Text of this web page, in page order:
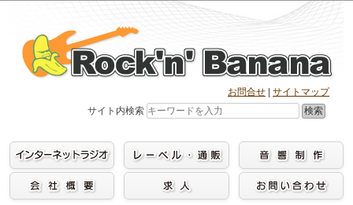
content
お問合せ
サイトマップ
サイト内検索
検索